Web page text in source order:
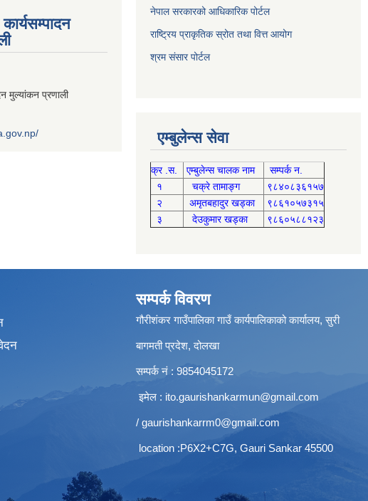
मुल्यांकन प्रणाली
नेपाल सरकारको आधिकारिक पोर्टल
राष्ट्रिय प्राकृतिक स्रोत तथा वित्त आयोग
श्रम संसार पोर्टल
एम्बुलेन्स सेवा
क्र .स. एम्बुलेन्स चालक नाम
सम्पर्क न.
१
चक्रे तामाङ्ग
९८४०८३६१५७
२
अमृतबहादुर खड्का
९८६१०५७३१५
३
देउकुमार खड्का ९८६०५८८१२३
सम्पर्क विवरण
गौरीशंकर गाउँपालिका गाउँ कार्यपालिकाको कार्यालय, सुरी
बागमती प्रदेश, दोलखा
सम्पर्क नं : 9854045172
इमेल : ito.gaurishankarmun@gmail.com
/ gaurishankarrm0@gmail.com
location :P6X2+C7G, Gauri Sankar 45500